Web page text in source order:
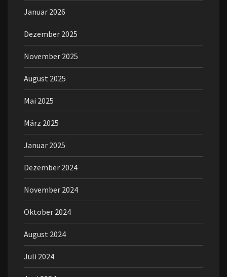
Januar 2026
Dezember 2025
November 2025
August 2025
Mai 2025
März 2025
Januar 2025
Dezember 2024
November 2024
Oktober 2024
August 2024
Juli 2024